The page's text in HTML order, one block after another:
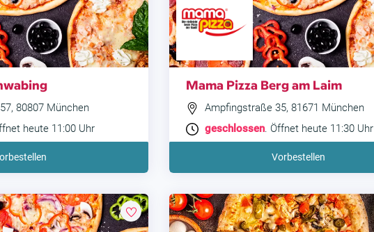
80807 München
heute 11:00 Uhr
Mama Pizza Berg am Laim
Ampfingstraße 35, 81671 München
geschlossen. Öffnet heute 11:30 Uhr
Vorbestellen